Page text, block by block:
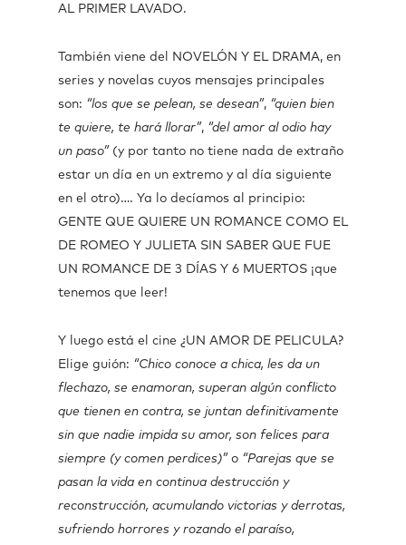
AL PRIMER LAVADO.
También viene del NOVELÓN Y EL DRAMA, en
series y novelas cuyos mensajes principales
son: “los que se pelean, se desean”, “quien bien
te quiere, te hará llorar”, “del amor al odio hay
un paso” (y por tanto no tiene nada de extraño
estar un día en un extremo y al día siguiente
en el otro)…. Ya lo decíamos al principio:
GENTE QUE QUIERE UN ROMANCE COMO EL
DE ROMEO Y JULIETA SIN SABER QUE FUE
UN ROMANCE DE 3 DÍAS Y 6 MUERTOS ¡que
tenemos que leer!
Y luego está el cine ¿UN AMOR DE PELICULA?
Elige guión: “Chico conoce a chica, les da un
flechazo, se enamoran, superan algún conflicto
que tienen en contra, se juntan definitivamente
sin que nadie impida su amor, son felices para
siempre (y comen perdices)” o “Parejas que se
pasan la vida en continua destrucción y
reconstrucción, acumulando victorias y derrotas,
sufriendo horrores y rozando el paraíso,